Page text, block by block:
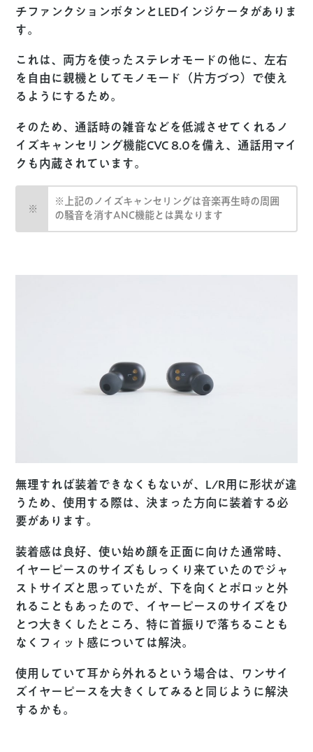
チファンクションボタンとLEDインジケータがありま
す。
これは、両方を使ったステレオモードの他に、左右
を自由に親機としてモノモード（片方づつ）で使え
るようにするため。
そのため、通話時の雑音などを低減させてくれるノ
イズキャンセリング機能CVC 8.0を備え、通話用マイ
クも内蔵されています。
※上記のノイズキャンセリングは音楽再生時の周囲
の騒音を消すANC機能とは異なります
無理すれば装着できなくもないが、L/R用に形状が違
うため、使用する際は、決まった方向に装着する必
要があります。
装着感は良好、使い始め顔を正面に向けた通常時、
イヤーピースのサイズもしっくり来ていたのでジャ
ストサイズと思っていたが、下を向くとポロッと外
れることもあったので、イヤーピースのサイズをひ
とつ大きくしたところ、特に首振りで落ちることも
なくフィット感については解決。
使用していて耳から外れるという場合は、ワンサイ
ズイヤーピースを大きくしてみると同じように解決
するかも。